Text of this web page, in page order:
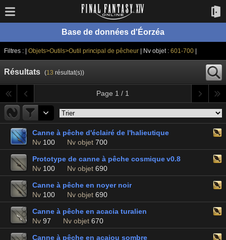
Base de données d'Éorzéa
Filtres : | Objets>Outils>Outil principal de pêcheur | Nv objet :601-700|
Résultats (13 résultat(s))
Page 1 / 1
Canne à pêche d'éclairé de l'halieutique
Nv 100 Nv objet 700
Prototype de canne à pêche cosmique v0.8
Nv 100 Nv objet 690
Canne à pêche en noyer noir
Nv 100 Nv objet 690
Canne à pêche en acacia turalien
Nv 97 Nv objet 670
Canne à pêche en acajou sombre